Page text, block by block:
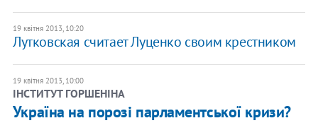
19 квітня 2013, 10:20
Лутковская считает Луценко своим крестником
19 квітня 2013, 10:00
ІНСТИТУТ ГОРШЕНІНА
Україна на порозі парламентської кризи?